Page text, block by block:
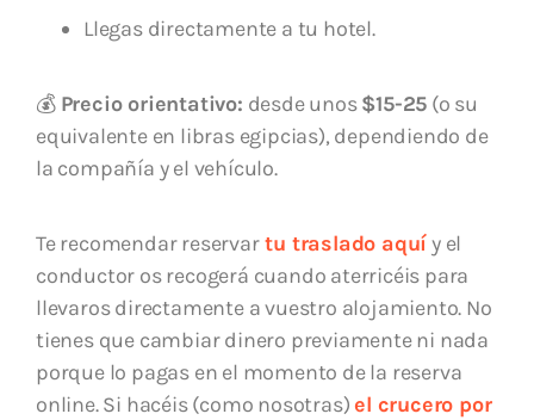
Llegas directamente a tu hotel.
💰 Precio orientativo: desde unos$15-25 (o su
equivalente en libras egipcias), dependiendo de
la compañía y el vehículo.
Te recomendar reservartu traslado aquíy el
conductor os recogerá cuando aterricéis para
llevaros directamente a vuestro alojamiento. No
tienes que cambiar dinero previamente ni nada
porque lo pagas en el momento de la reserva
online. Si hacéis (como nosotras)el crucero por